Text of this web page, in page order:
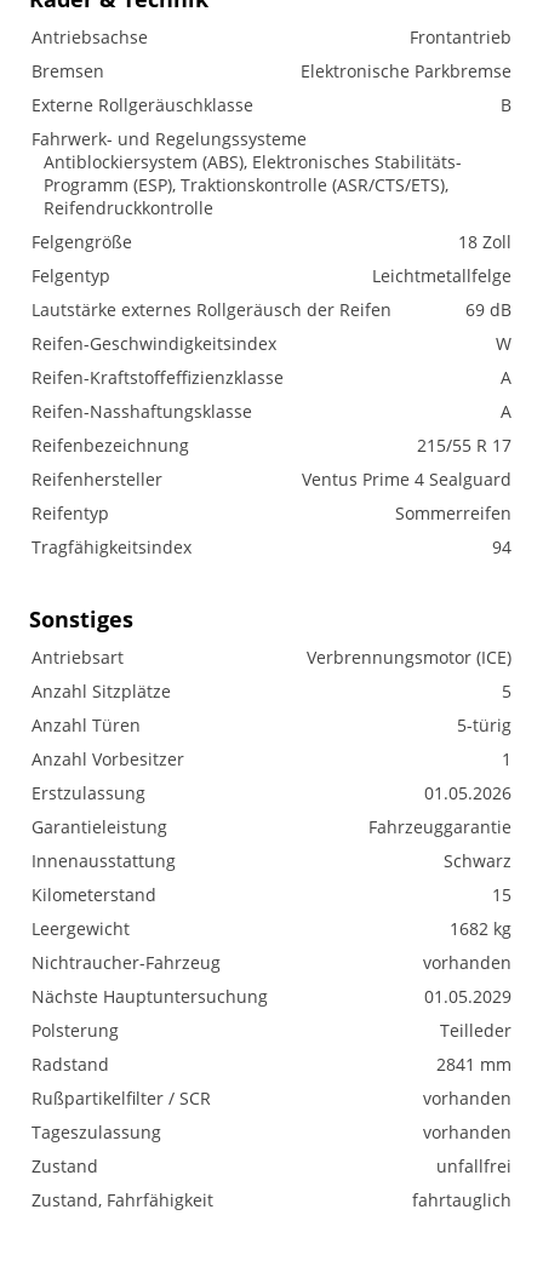
Antriebsachse
Frontantrieb
Bremsen
Elektronische Parkbremse
Externe Rollgeräuschklasse
B
Fahrwerk- und Regelungssysteme
Antiblockiersystem (ABS), Elektronisches Stabilitäts-
Programm (ESP), Traktionskontrolle (ASR/CTS/ETS),
Reifendruckkontrolle
Felgengröße
18 Zoll
Felgentyp
Leichtmetallfelge
Lautstärke externes Rollgeräusch der Reifen
69 dB
Reifen-Geschwindigkeitsindex
W
Reifen-Kraftstoffeffizienzklasse
A
Reifen-Nasshaftungsklasse
A
Reifenbezeichnung
215/55 R 17
Reifenhersteller
Ventus Prime 4 Sealguard
Reifentyp
Sommerreifen
Tragfähigkeitsindex
94
Sonstiges
Antriebsart
Verbrennungsmotor (ICE)
Anzahl Sitzplätze
5
Anzahl Türen
5-türig
Anzahl Vorbesitzer
1
Erstzulassung
01.05.2026
Garantieleistung
Fahrzeuggarantie
Innenausstattung
Schwarz
Kilometerstand
15
Leergewicht
1682 kg
Nichtraucher-Fahrzeug
vorhanden
Nächste Hauptuntersuchung
01.05.2029
Polsterung
Teilleder
Radstand
2841 mm
Rußpartikelfilter / SCR
vorhanden
Tageszulassung
vorhanden
Zustand
unfallfrei
Zustand, Fahrfähigkeit
fahrtauglich